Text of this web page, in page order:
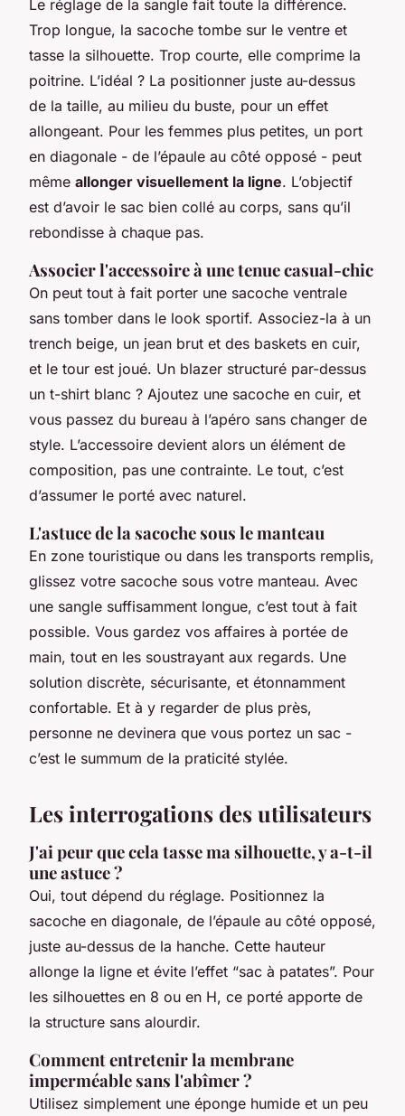
Le réglage de la sangle fait toute la différence.
Trop longue, la sacoche tombe sur le ventre et
tasse la silhouette. Trop courte, elle comprime la
poitrine. L’idéal ? La positionner juste au-dessus
de la taille, au milieu du buste, pour un effet
allongeant. Pour les femmes plus petites, un port
en diagonale - de l’épaule au côté opposé - peut
même allonger visuellement la ligne. L’objectif
est d’avoir le sac bien collé au corps, sans qu’il
rebondisse à chaque pas.
Associer l'accessoire à une tenue casual-chic
On peut tout à fait porter une sacoche ventrale
sans tomber dans le look sportif. Associez-la à un
trench beige, un jean brut et des baskets en cuir,
et le tour est joué. Un blazer structuré par-dessus
un t-shirt blanc ? Ajoutez une sacoche en cuir, et
vous passez du bureau à l’apéro sans changer de
style. L’accessoire devient alors un élément de
composition, pas une contrainte. Le tout, c’est
d’assumer le porté avec naturel.
L'astuce de la sacoche sous le manteau
En zone touristique ou dans les transports remplis,
glissez votre sacoche sous votre manteau. Avec
une sangle suffisamment longue, c’est tout à fait
possible. Vous gardez vos affaires à portée de
main, tout en les soustrayant aux regards. Une
solution discrète, sécurisante, et étonnamment
confortable. Et à y regarder de plus près,
personne ne devinera que vous portez un sac -
c’est le summum de la praticité stylée.
Les interrogations des utilisateurs
J'ai peur que cela tasse ma silhouette, y a-t-il
une astuce ?
Oui, tout dépend du réglage. Positionnez la
sacoche en diagonale, de l’épaule au côté opposé,
juste au-dessus de la hanche. Cette hauteur
allonge la ligne et évite l’effet “sac à patates”. Pour
les silhouettes en 8 ou en H, ce porté apporte de
la structure sans alourdir.
Comment entretenir la membrane
imperméable sans l'abîmer ?
Utilisez simplement une éponge humide et un peu